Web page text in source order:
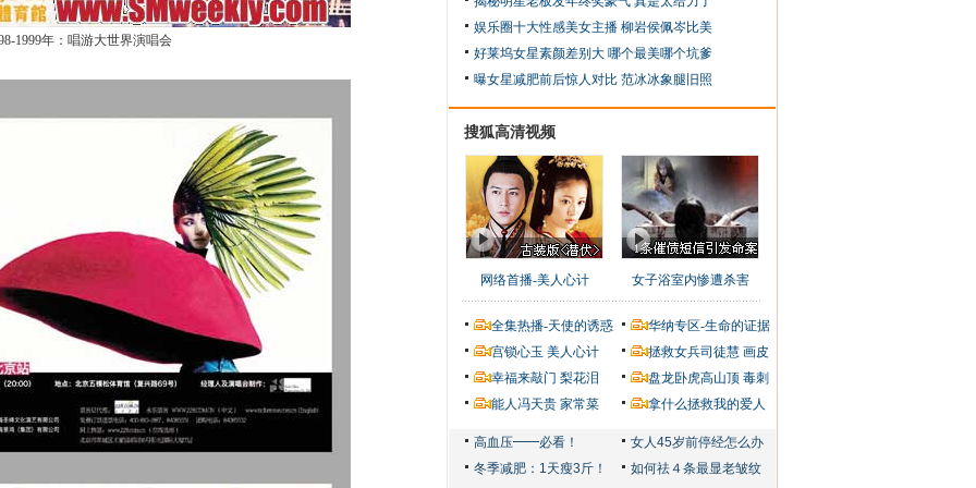
1999年：唱游大世界演唱会
娱乐圈十大性感美女主播 柳岩侯佩岑比美
好莱坞女星素颜差别大 哪个最美哪个坑爹
曝女星减肥前后惊人对比 范冰冰象腿旧照
搜狐高清视频
网络首播-美人心计 女子浴室内惨遭杀害
全集热播-天使的诱惑
华纳专区-生命的证据
宫锁心玉 美人心计 拯救女兵司徒慧 画皮
幸福来敲门 梨花泪 盘龙卧虎高山顶 毒刺
能人冯天贵 家常菜 拿什么拯救我的爱人